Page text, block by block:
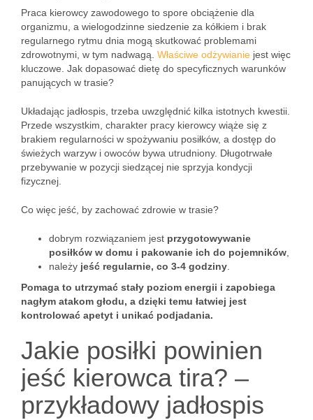
Praca kierowcy zawodowego to spore obciążenie dla
organizmu, a wielogodzinne siedzenie za kółkiem i brak
regularnego rytmu dnia mogą skutkować problemami
zdrowotnymi, w tym nadwagą. Właściwe odżywianie jest więc
kluczowe. Jak dopasować dietę do specyficznych warunków
panujących w trasie?
Układając jadłospis, trzeba uwzględnić kilka istotnych kwestii.
Przede wszystkim, charakter pracy kierowcy wiąże się z
brakiem regularności w spożywaniu posiłków, a dostęp do
świeżych warzyw i owoców bywa utrudniony. Długotrwałe
przebywanie w pozycji siedzącej nie sprzyja kondycji
fizycznej.
Co więc jeść, by zachować zdrowie w trasie?
dobrym rozwiązaniem jest przygotowywanie
posiłków w domu i pakowanie ich do pojemników
należy jeść regularnie, co 3-4 godziny
Pomaga to utrzymać stały poziom energii i zapobiega
nagłym atakom głodu, a dzięki temu łatwiej jest
kontrolować apetyt i unikać podjadania.
Jakie posiłki powinien
jeść kierowca tira? –
przykładowy jadłospis